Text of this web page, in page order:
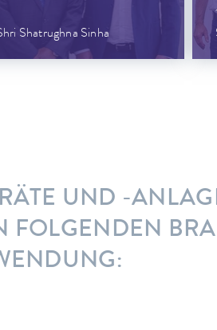
Shatrughna Sinha
UND -
FOLGENDEN